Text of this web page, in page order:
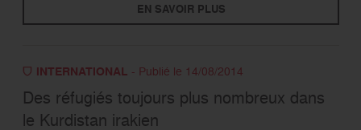
EN SAVOIR PLUS
INTERNATIONAL - Publié le 14/08/2014
Des réfugiés toujours plus nombreux dans
le Kurdistan irakien